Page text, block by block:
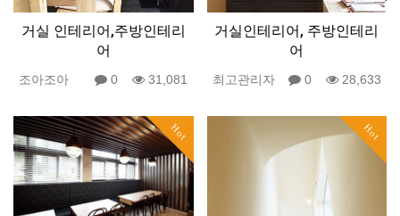
거실 인테리어,주방인테리
어
조아조아 0 31,081
거실인테리어, 주방인테리
어
최고관리자 0 28,633
Hot Hot